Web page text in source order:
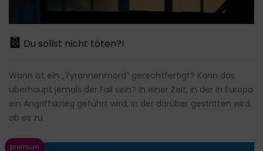
Du sollst nicht töten?!
Wann ist ein „Tyrannenmord“ gerechtfertigt? Kann das
überhaupt jemals der Fall sein? In einer Zeit, in der in Europa
ein Angriffskrieg geführt wird, in der darüber gestritten wird,
ob es zu